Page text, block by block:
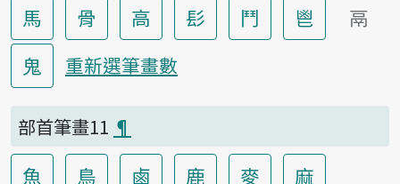
馬 骨 高 髟 鬥 鬯
鬲
鬼
重新選筆畫數
部首筆畫11 ¶
魚 鳥 鹵 鹿 麥 麻